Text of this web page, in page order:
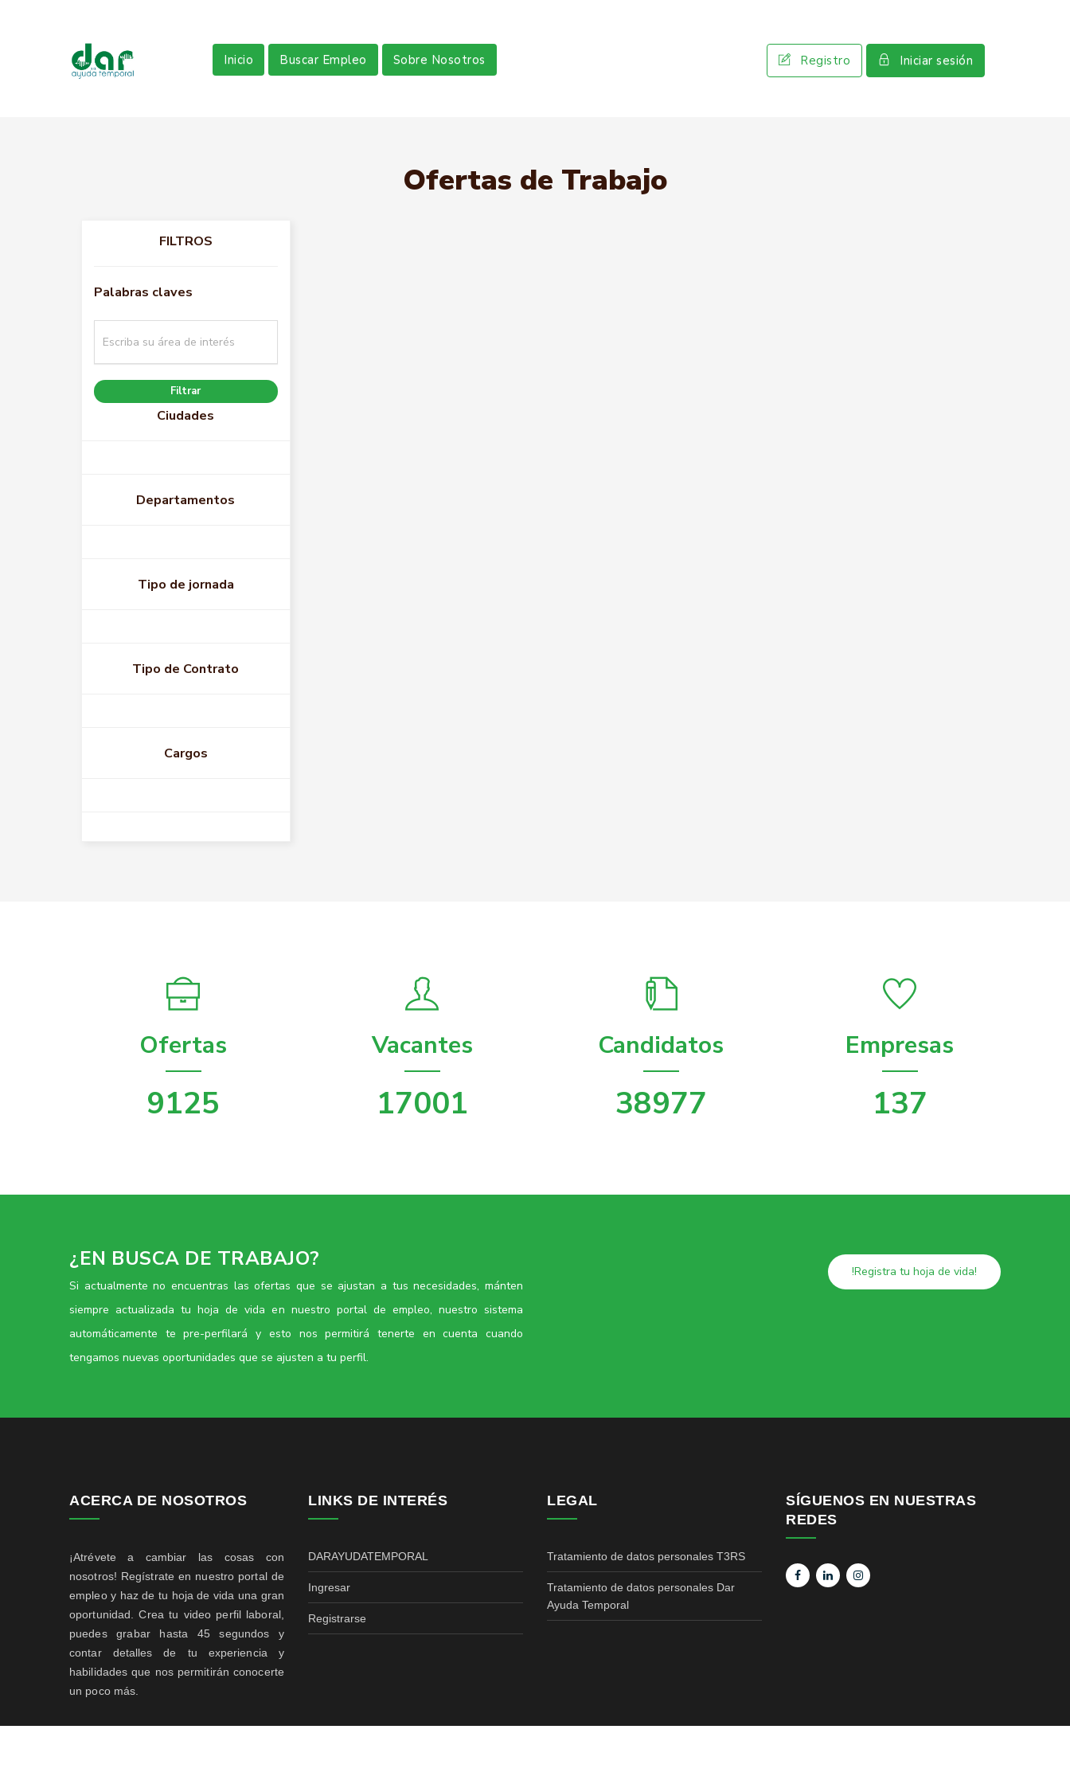
Inicio Buscar Empleo Sobre Nosotros Registro Iniciar sesión
Ofertas de Trabajo
FILTROS
Palabras claves
Filtrar
Ciudades
Departamentos
Tipo de jornada
Tipo de Contrato
Cargos
Ofertas
10636
Vacantes
19849
Candidatos
45507
Empresas
160
¿EN BUSCA DE TRABAJO?
Si actualmente no encuentras las ofertas que se ajustan a tus necesidades, mánten
siempre actualizada tu hoja de vida en nuestro portal de empleo, nuestro sistema
automáticamente te pre-perfilará y esto nos permitirá tenerte en cuenta cuando
tengamos nuevas oportunidades que se ajusten a tu perfil.
!Registra tu hoja de vida!
ACERCA DE NOSOTROS
¡Atrévete a cambiar las cosas con
nosotros! Regístrate en nuestro portal de
empleo y haz de tu hoja de vida una gran
oportunidad. Crea tu video perfil laboral,
puedes grabar hasta 45 segundos y
contar detalles de tu experiencia y
habilidades que nos permitirán conocerte
un poco más.
LINKS DE INTERÉS
DARAYUDATEMPORAL
Ingresar
Registrarse
LEGAL
Tratamiento de datos personales T3RS
Tratamiento de datos personales Dar
Ayuda Temporal
SÍGUENOS EN NUESTRAS
REDES